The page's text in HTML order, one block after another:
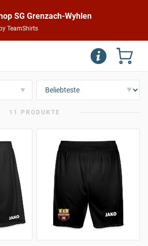
SG Grenzach-Wyhlen
TeamShirts
11 PRODUKTE